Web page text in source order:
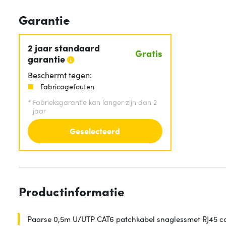
Garantie
2 jaar standaard
garantie
Gratis
Beschermt tegen:
Fabricagefouten
* Fabrieksgarantie kan langer zijn dan 2
jaar
Geselecteerd
Productinformatie
Paarse 0,5m U/UTP CAT6 patchkabel snaglessmet RJ45